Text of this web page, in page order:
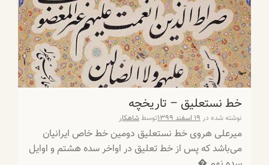
خط نستعلیق – تاریخچه
نوشته شده در ۱۹ اسفند ۱۳۹۹ توسطشاهکار
میرعلی هروی خط نستعلیق دومین خط خاص ایرانیان
می‌باشد که پس از خط تعلیق در اواخر سده هشتم و اوایل